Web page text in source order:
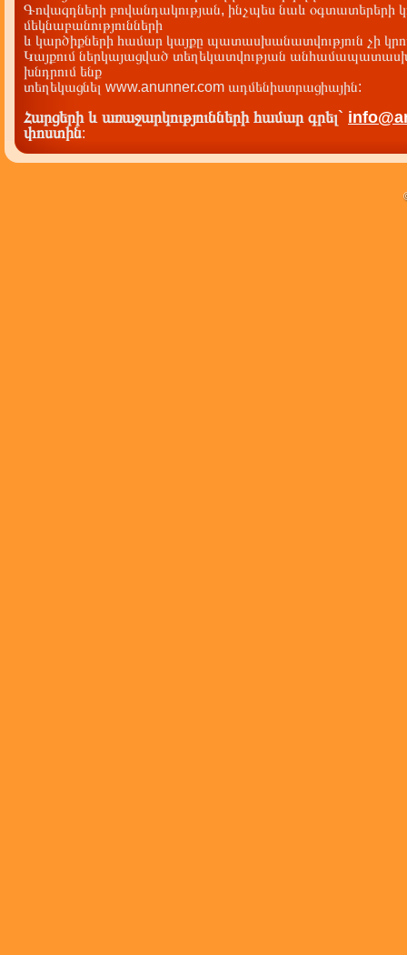
Գովազդների բովանդակության, ինչպես նաև օգտատերերի
մեկնաբանությունների
և կարծիքների համար կայքը պատասխանատվություն չի
Կայքում ներկայացված տեղեկատվության
խնդրում ենք
տեղեկացնել www.anunner.com ադմենիստրացիային:
Հարցերի և առաջարկությունների համար գրել`
փոստին: